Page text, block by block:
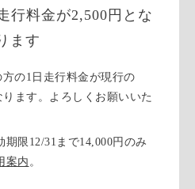
行料金が2,500円とな
ます
の1日走行料金が現行の
ます。よろしくお願いいた
限12/31まで14,000円のみ
案内 。